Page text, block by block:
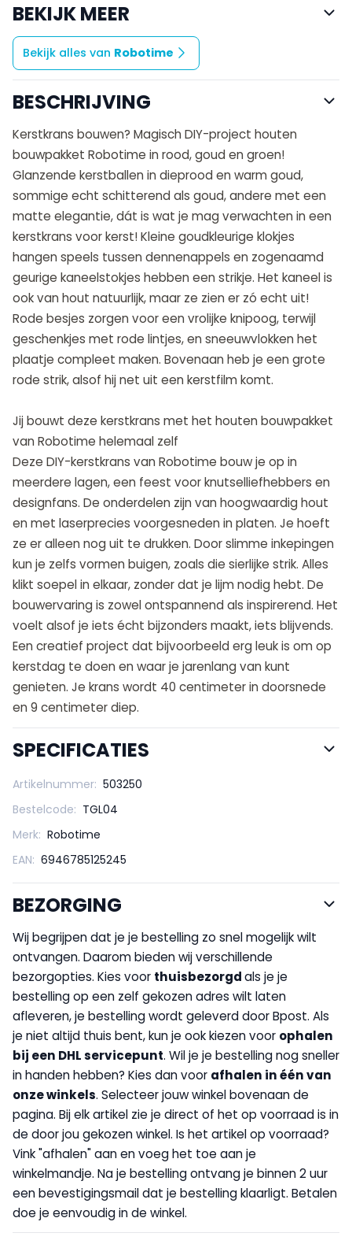
BEKIJK MEER
Bekijk alles van Robotime
BESCHRIJVING
Kerstkrans bouwen? Magisch DIY-project houten
bouwpakket Robotime in rood, goud en groen!
Glanzende kerstballen in dieprood en warm goud,
sommige echt schitterend als goud, andere met een
matte elegantie, dát is wat je mag verwachten in een
kerstkrans voor kerst! Kleine goudkleurige klokjes
hangen speels tussen dennenappels en zogenaamd
geurige kaneelstokjes hebben een strikje. Het kaneel is
ook van hout natuurlijk, maar ze zien er zó echt uit!
Rode besjes zorgen voor een vrolijke knipoog, terwijl
geschenkjes met rode lintjes, en sneeuwvlokken het
plaatje compleet maken. Bovenaan heb je een grote
rode strik, alsof hij net uit een kerstfilm komt.
Jij bouwt deze kerstkrans met het houten bouwpakket
van Robotime helemaal zelf
Deze DIY-kerstkrans van Robotime bouw je op in
meerdere lagen, een feest voor knutselliefhebbers en
designfans. De onderdelen zijn van hoogwaardig hout
en met laserprecies voorgesneden in platen. Je hoeft
ze er alleen nog uit te drukken. Door slimme inkepingen
kun je zelfs vormen buigen, zoals die sierlijke strik. Alles
klikt soepel in elkaar, zonder dat je lijm nodig hebt. De
bouwervaring is zowel ontspannend als inspirerend. Het
voelt alsof je iets écht bijzonders maakt, iets blijvends.
Een creatief project dat bijvoorbeeld erg leuk is om op
kerstdag te doen en waar je jarenlang van kunt
genieten. Je krans wordt 40 centimeter in doorsnede
en 9 centimeter diep.
SPECIFICATIES
Artikelnummer: 503250
Bestelcode: TGL04
Merk: Robotime
EAN: 6946785125245
BEZORGING
Wij begrijpen dat je je bestelling zo snel mogelijk wilt
ontvangen. Daarom bieden wij verschillende
bezorgopties. Kies voor thuisbezorgdals je je
bestelling op een zelf gekozen adres wilt laten
afleveren, je bestelling wordt geleverd door Bpost. Als
je niet altijd thuis bent, kun je ook kiezen voor ophalen
bij een DHL servicepunt. Wil je je bestelling nog sneller
in handen hebben? Kies dan voor afhalen in één van
onze winkels. Selecteer jouw winkel bovenaan de
pagina. Bij elk artikel zie je direct of het op voorraad is in
de door jou gekozen winkel. Is het artikel op voorraad?
Vink "afhalen" aan en voeg het toe aan je
winkelmandje. Na je bestelling ontvang je binnen 2 uur
een bevestigingsmail dat je bestelling klaarligt. Betalen
doe je eenvoudig in de winkel.